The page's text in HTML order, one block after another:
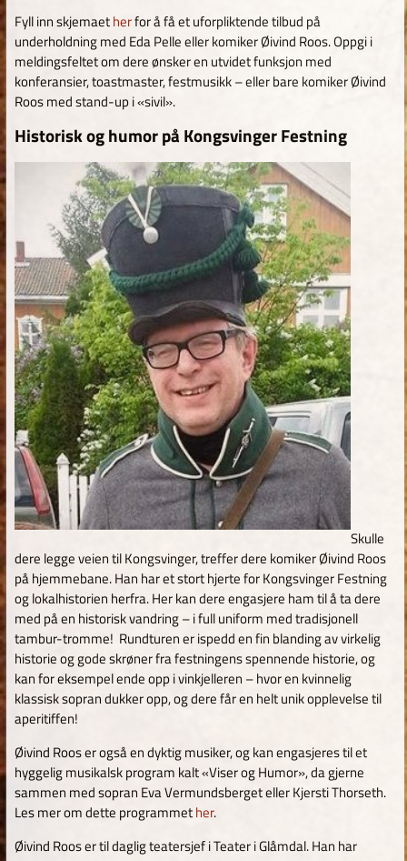
Fyll inn skjemaetherfor å få et uforpliktende tilbud på
underholdning med Eda Pelle eller komiker Øivind Roos. Oppgi i
meldingsfeltet om dere ønsker en utvidet funksjon med
konferansier, toastmaster, festmusikk – eller bare komiker Øivind
Roos med stand-up i «sivil».
Historisk og humor på Kongsvinger Festning
Skulle
dere legge veien til Kongsvinger, treffer dere komiker Øivind Roos
på hjemmebane. Han har et stort hjerte for Kongsvinger Festning
og lokalhistorien herfra. Her kan dere engasjere ham til å ta dere
med på en historisk vandring – i full uniform med tradisjonell
tambur-tromme! Rundturen er ispedd en fin blanding av virkelig
historie og gode skrøner fra festningens spennende historie, og
kan for eksempel ende opp i vinkjelleren – hvor en kvinnelig
klassisk sopran dukker opp, og dere får en helt unik opplevelse til
aperitiffen!
Øivind Roos er også en dyktig musiker, og kan engasjeres til et
hyggelig musikalsk program kalt «Viser og Humor», da gjerne
sammen med sopran Eva Vermundsberget eller Kjersti Thorseth.
Les mer om dette programmether.
Øivind Roos er til daglig teatersjef i Teater i Glåmdal. Han har